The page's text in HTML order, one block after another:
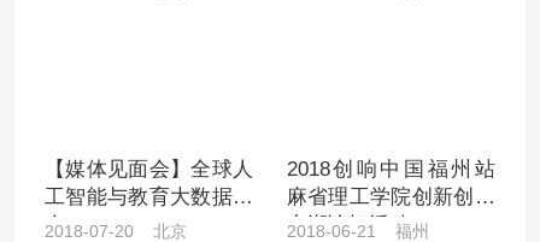
【媒体见面会】全球人
工智能与教育大数据峰
会· 2018
2018-07-20 北京
2018创响中国福州站
麻省理工学院创新创业
东湖论坛活动
2018-06-21 福州